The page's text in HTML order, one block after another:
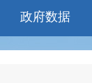
政府数据